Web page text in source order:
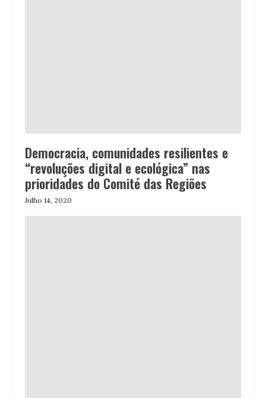
Democracia, comunidades resilientes e
“revoluções digital e ecológica” nas
prioridades do Comité das Regiões
Julho 14, 2020